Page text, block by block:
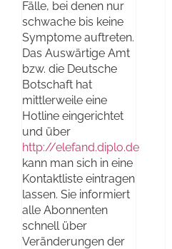
Fälle, bei denen nur
schwache bis keine
Symptome auftreten.
Das Auswärtige Amt
bzw. die Deutsche
Botschaft hat
mittlerweile eine
Hotline eingerichtet
und über
http://elefand.diplo.de
kann man sich in eine
Kontaktliste eintragen
lassen. Sie informiert
alle Abonnenten
schnell über
Veränderungen der